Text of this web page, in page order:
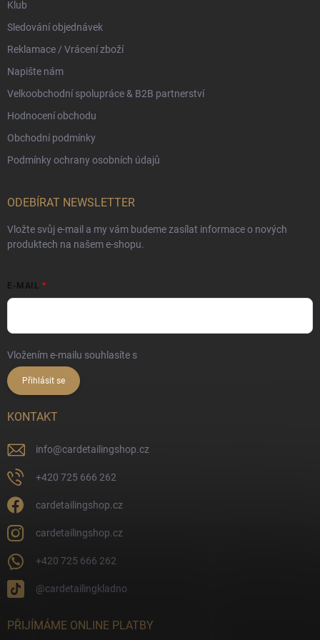
Klub
Sledování objednávek
Reklamace / Vrácení zboží
Napište nám
Velkoobchodní spolupráce & B2B partnerství
Hodnocení obchodu
Obchodní podmínky
Podmínky ochrany osobních údajů
ODEBÍRAT NEWSLETTER
Vložte svůj e-mail a my vám budeme zasílat informace o nových
produktech na našem e-shopu.
E-MAIL
Vložením e-mailu souhlasíte s
Přihlásit se
KONTAKT
info@cardetailingshop.cz
+420 725 666 262
cardetailingshop.cz
cardetailingshop.cz
+420 725 666 262
@cardetailingkladno
PŘIJÍMÁME ONLINE PLATBY